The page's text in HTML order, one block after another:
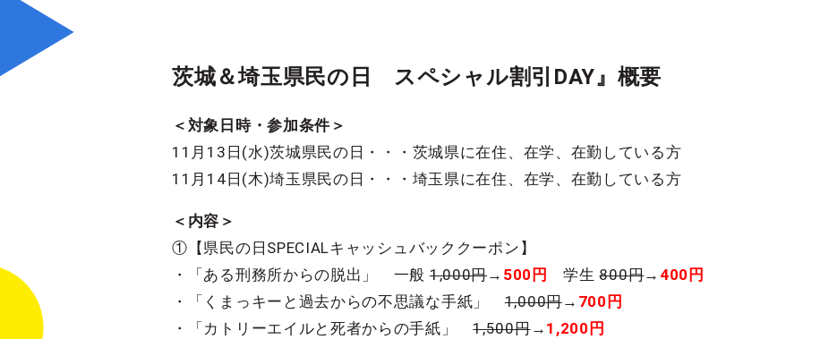
茨城＆埼玉県民の日 スペシャル割引DAY』概要
＜対象日時・参加条件＞
11月13日(水)茨城県民の日・・・茨城県に在住、在学、在勤している方
11月14日(木)埼玉県民の日・・・埼玉県に在住、在学、在勤している方
＜内容＞
①【県民の日SPECIALキャッシュバッククーポン】
・「ある刑務所からの脱出」 一般 1,000円→ 500円 学生800円→ 400円
・「くまっキーと過去からの不思議な手紙」1,000円→ 700円
・「カトリーエイルと死者からの手紙」1,500円→ 1,200円